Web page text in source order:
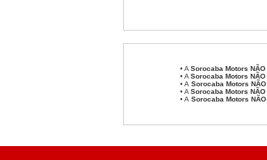
• A Sorocaba Motors NÃO
• A Sorocaba Motors NÃO
• A Sorocaba Motors NÃO
• A Sorocaba Motors NÃO
• A Sorocaba Motors NÃO